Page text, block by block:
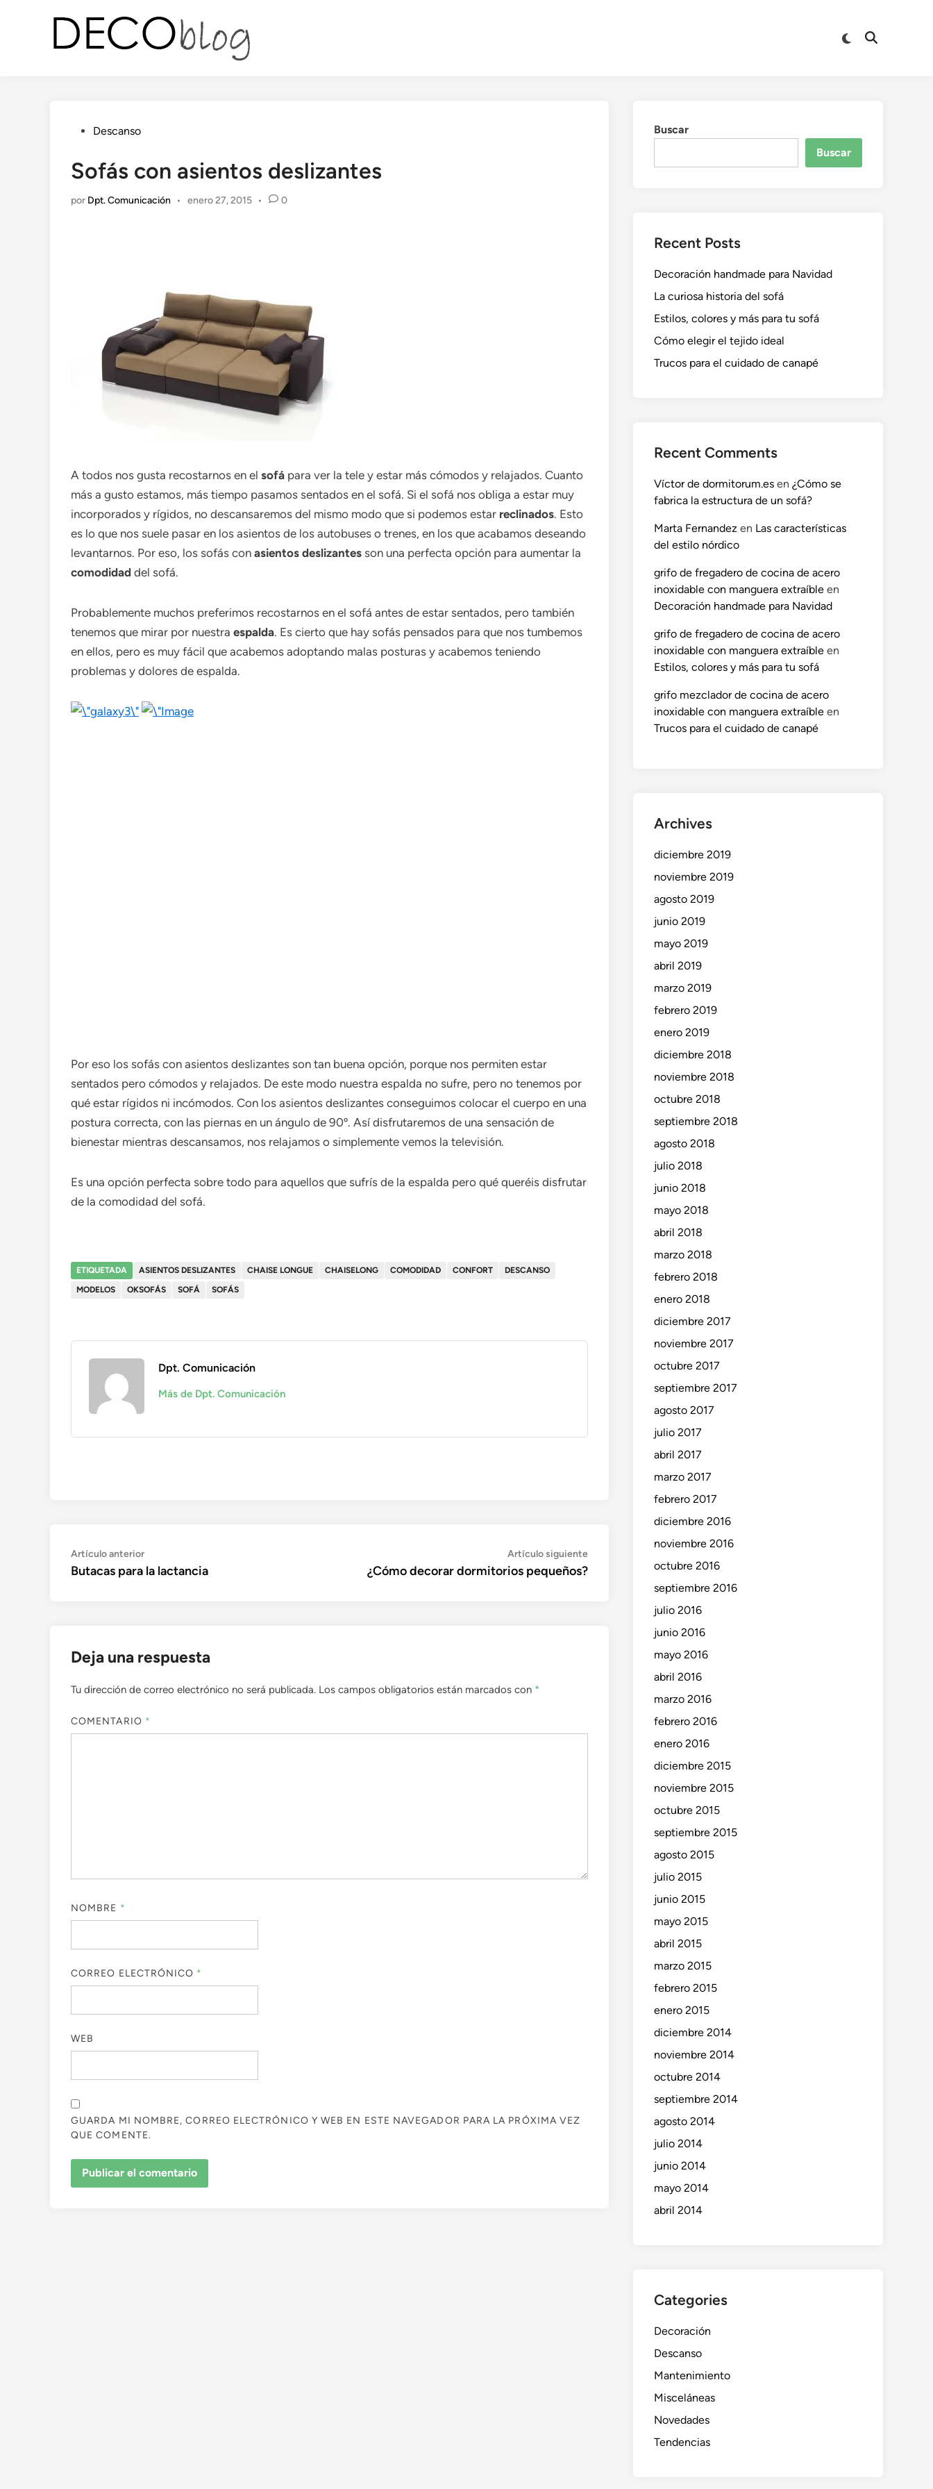
Publicado
Descanso
Sofás con asientos deslizantes
por Dpt. Comunicación • enero 27, 2015 • 0
A todos nos gusta recostarnos en el sofá para ver la tele y estar más cómodos y relajados. Cuanto
más a gusto estamos, más tiempo pasamos sentados en el sofá. Si el sofá nos obliga a estar muy
incorporados y rígidos, no descansaremos del mismo modo que si podemos estar reclinados. Esto
es lo que nos suele pasar en los asientos de los autobuses o trenes, en los que acabamos deseando
levantarnos. Por eso, los sofás con asientos deslizantes son una perfecta opción para aumentar la
comodidad del sofá.
Probablemente muchos preferimos recostarnos en el sofá antes de estar sentados, pero también
tenemos que mirar por nuestra espalda. Es cierto que hay sofás pensados para que nos tumbemos
en ellos, pero es muy fácil que acabemos adoptando malas posturas y acabemos teniendo
problemas y dolores de espalda.
Por eso los sofás con asientos deslizantes son tan buena opción, porque nos permiten estar
sentados pero cómodos y relajados. De este modo nuestra espalda no sufre, pero no tenemos por
qué estar rígidos ni incómodos. Con los asientos deslizantes conseguimos colocar el cuerpo en una
postura correcta, con las piernas en un ángulo de 90º. Así disfrutaremos de una sensación de
bienestar mientras descansamos, nos relajamos o simplemente vemos la televisión.
Es una opción perfecta sobre todo para aquellos que sufrís de la espalda pero qué queréis disfrutar
de la comodidad del sofá.
ETIQUETADA ASIENTOS DESLIZANTES CHAISE LONGUE CHAISELONG COMODIDAD CONFORT
DESCANSO
MODELOS
OKSOFÁS SOFÁ SOFÁS
Dpt. Comunicación
Más de Dpt. Comunicación
Navegación
de
Artículo anteriorArtículo
anterior:
Butacas para la lactancia
Artículo siguienteArtículo
siguiente:
¿Cómo decorar dormitorios pequeños?
Deja una respuesta
Tu dirección de correo electrónico no será publicada. Los campos obligatorios están marcados con *
COMENTARIO *
NOMBRE *
CORREO ELECTRÓNICO *
WEB
GUARDA MI NOMBRE, CORREO ELECTRÓNICO Y WEB EN ESTE NAVEGADOR PARA LA PRÓXIMA VEZ
QUE COMENTE.
Buscar
Buscar
Recent Posts
Decoración handmade para Navidad
La curiosa historia del sofá
Estilos, colores y más para tu sofá
Cómo elegir el tejido ideal
Trucos para el cuidado de canapé
Recent Comments
Víctor de dormitorum.es en ¿Cómo se
fabrica la estructura de un sofá?
Marta Fernandez en Las características
del estilo nórdico
grifo de fregadero de cocina de acero
inoxidable con manguera extraíble en
Decoración handmade para Navidad
grifo de fregadero de cocina de acero
inoxidable con manguera extraíble en
Estilos, colores y más para tu sofá
grifo mezclador de cocina de acero
inoxidable con manguera extraíble en
Trucos para el cuidado de canapé
Archives
diciembre 2019
noviembre 2019
agosto 2019
junio 2019
mayo 2019
abril 2019
marzo 2019
febrero 2019
enero 2019
diciembre 2018
noviembre 2018
octubre 2018
septiembre 2018
agosto 2018
julio 2018
junio 2018
mayo 2018
abril 2018
marzo 2018
febrero 2018
enero 2018
diciembre 2017
noviembre 2017
octubre 2017
septiembre 2017
agosto 2017
julio 2017
abril 2017
marzo 2017
febrero 2017
diciembre 2016
noviembre 2016
octubre 2016
septiembre 2016
julio 2016
junio 2016
mayo 2016
abril 2016
marzo 2016
febrero 2016
enero 2016
diciembre 2015
noviembre 2015
octubre 2015
septiembre 2015
agosto 2015
julio 2015
junio 2015
mayo 2015
abril 2015
marzo 2015
febrero 2015
enero 2015
diciembre 2014
noviembre 2014
octubre 2014
septiembre 2014
agosto 2014
julio 2014
junio 2014
mayo 2014
abril 2014
Categories
Decoración
Descanso
Mantenimiento
Misceláneas
Novedades
Tendencias